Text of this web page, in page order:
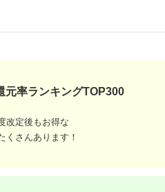
元率ランキングTOP300
改定後もお得な
くさんあります！